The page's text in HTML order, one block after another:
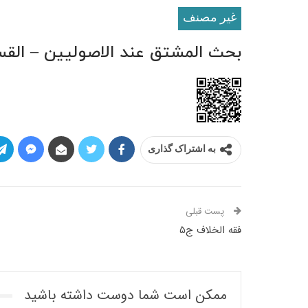
غير مصنف
بحث المشتق عند الاصولیین –
به اشتراک گذاری
پست قبلی
فقه الخلاف ج۵
ممکن است شما دوست داشته باشید